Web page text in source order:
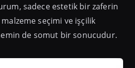
sadece estetik bir zaferin
seçimi ve işçilik
de somut bir sonucudur.